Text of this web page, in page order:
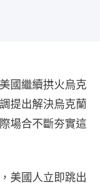
國繼續拱火烏克
提出解決烏克蘭
場合不斷夯實這
美國人立即跳出